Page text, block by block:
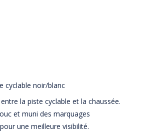
cyclable noir/blanc
la piste cyclable et la chaussée.
et muni des marquages
une meilleure visibilité.